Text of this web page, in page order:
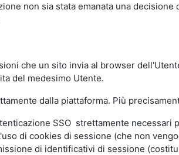
non sia stata emanata una
che un sito invia al browser
del medesimo Utente.
dalla piattaforma. Più
SSO strettamente necessari
di cookies di sessione (che non
di identificativi di sessione